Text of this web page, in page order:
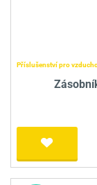
Příslušenství pro